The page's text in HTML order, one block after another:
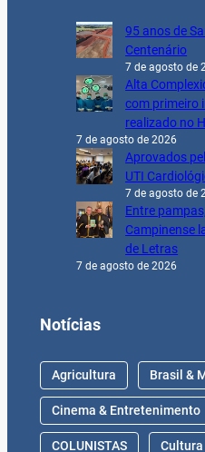
95 anos de
Centenário
7 de agosto de
Alta
com primeiro
realizado no
7 de agosto de 2026
Aprovados
UTI
7 de agosto de
Entre
Campinense
de Letras
7 de agosto de 2026
Notícias
Agricultura Brasil &
Cinema & Entretenimento
COLUNISTAS Cultura